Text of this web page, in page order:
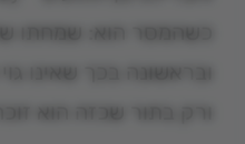
כשהמסר הוא: שמחתו
ובראשונה בכך שאינו
ורק בתור שכזה הוא